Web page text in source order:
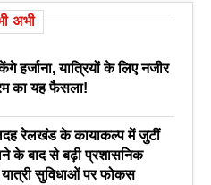
अभी
हर्जाना, यात्रियों के लिए नजीर
का यह फैसला!
रेलखंड के कायाकल्प में जुटीं
के बाद से बढ़ी प्रशासनिक
सुविधाओं पर फोकस